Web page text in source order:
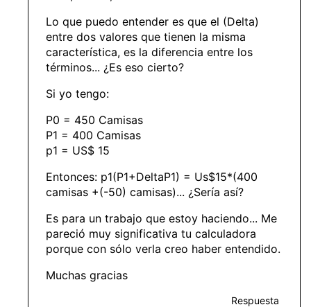
Lo que puedo entender es que el (Delta)
entre dos valores que tienen la misma
característica, es la diferencia entre los
términos... ¿Es eso cierto?
Si yo tengo:
P0 = 450 Camisas
P1 = 400 Camisas
p1 = US$ 15
Entonces: p1(P1+DeltaP1) = Us$15*(400
camisas +(-50) camisas)... ¿Sería así?
Es para un trabajo que estoy haciendo... Me
pareció muy significativa tu calculadora
porque con sólo verla creo haber entendido.
Muchas gracias
Respuesta